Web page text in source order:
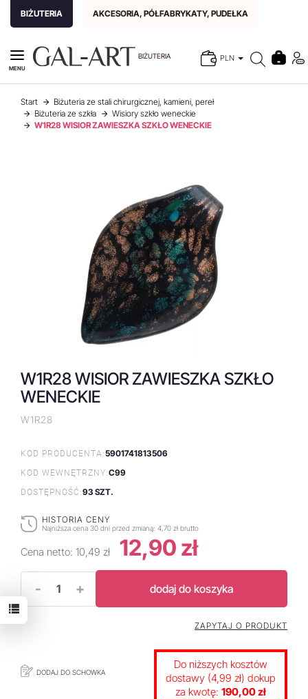
BIŻUTERIA AKCESORIA, PÓŁFABRYKATY, PUDEŁKA
BIŻUTERIA PLN
MENU
Start
Biżuteria ze stali chirurgicznej, kamieni, pereł
Biżuteria ze szkła
Wisiory szkło weneckie
W1R28 WISIOR ZAWIESZKA SZKŁO WENECKIE
W1R28 WISIOR ZAWIESZKA SZKŁO
WENECKIE
W1R28
KOD PRODUCENTA:5901741813506
KOD WEWNĘTRZNY:C99
DOSTĘPNOŚĆ:93 SZT.
HISTORIA CENY
Najniższa cena 30 dni przed zmianą: 4,70 zł brutto
Cena netto: 10,49 zł 12,90 zł
- + dodaj do koszyka
DODAJ DO SCHOWKA
ZAPYTAJ O PRODUKT
Do niższych kosztów
dostawy (4,99 zł) dokup
za kwotę: 190,00 zł